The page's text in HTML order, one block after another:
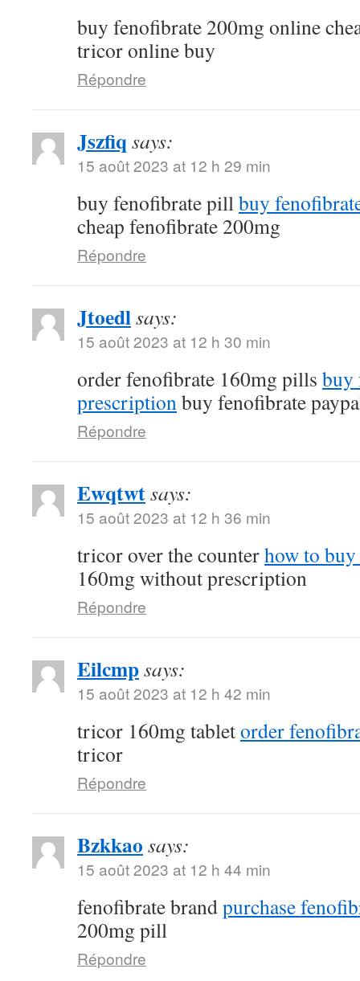
buy fenofibrate 200mg online
tricor online buy
Répondre
Jszfiq says:
15 août 2023 at 12 h 29 min
buy fenofibrate pillbuy
cheap fenofibrate 200mg
Répondre
Jtoedlsays:
15 août 2023 at 12 h 30 min
order fenofibrate 160mg pills buy
prescriptionbuy fenofibrate
Répondre
Ewqtwtsays:
15 août 2023 at 12 h 36 min
tricor over the counterhow to
160mg without prescription
Répondre
Eilcmpsays:
15 août 2023 at 12 h 42 min
tricor 160mg tabletorder
tricor
Répondre
Bzkkao says:
15 août 2023 at 12 h 44 min
fenofibrate brandpurchase
200mg pill
Répondre